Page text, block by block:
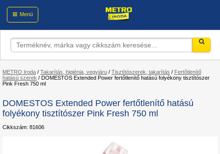
Menü
METRO Iroda / Takarítás, higiénia, vegyiáru / Tisztítószerek, takarítás / Fertőtlenítő
hatású szerek / DOMESTOS Extended Power fertőtlenítő hatású folyékony tisztítószer
Pink Fresh 750 ml
DOMESTOS Extended Power fertőtlenítő hatású
folyékony tisztítószer Pink Fresh 750 ml
Cikkszám: 81606